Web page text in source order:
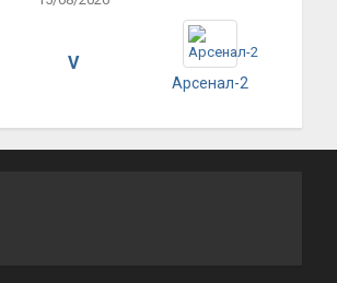
V
Арсенал-2